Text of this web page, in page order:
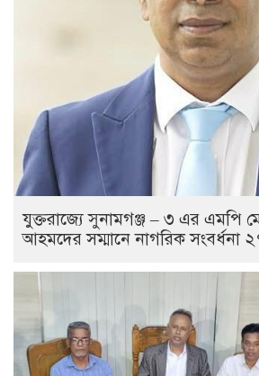
যুক্তরাজ্যে সুনামগঞ্জ – ৩ এর এমপি
আহমদের সম্মানে নাগরিক সংবর্ধনা